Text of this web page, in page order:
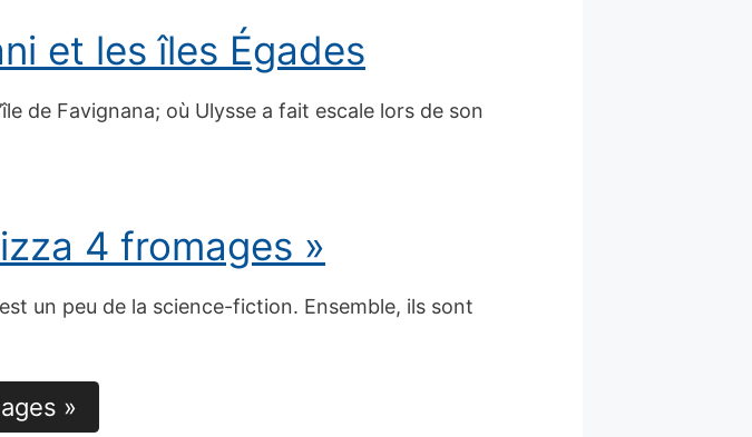
et les îles Égades
de Favignana; où Ulysse a fait escale lors de son
4 fromages »
un peu de la science-fiction. Ensemble, ils sont
»